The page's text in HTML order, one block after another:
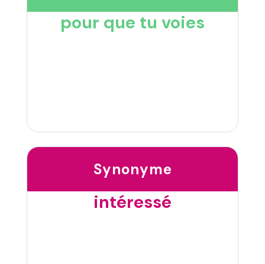
pour que tu voies
Synonyme
intéressé